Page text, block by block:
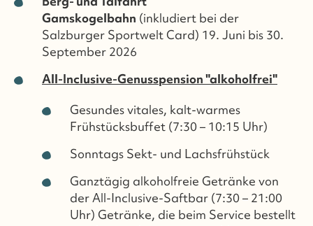
Gamskogelbahn (inkludiert bei der
Salzburger Sportwelt Card) 19. Juni bis 30.
September 2026
All-Inclusive-Genusspension "alkoholfrei"
Gesundes vitales, kalt-warmes
Frühstücksbuffet (7:30 – 10:15 Uhr)
Sonntags Sekt- und Lachsfrühstück
Ganztägig alkoholfreie Getränke von
der All-Inclusive-Saftbar (7:30 – 21:00
Uhr) Getränke, die beim Service bestellt